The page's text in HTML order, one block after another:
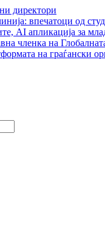
директори
впечатоци од
AI апликација за
членка на
на граѓански